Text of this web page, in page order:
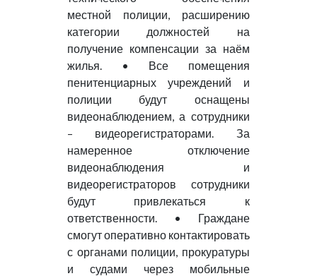
местной полиции, расширению
категории должностей на
получение компенсации за наём
жилья. • Все помещения
пенитенциарных учреждений и
полиции будут оснащены
видеонаблюдением, а сотрудники
– видеорегистраторами. За
намеренное отключение
видеонаблюдения и
видеорегистраторов сотрудники
будут привлекаться к
ответственности. • Граждане
смогут оперативно контактировать
с органами полиции, прокуратуры
и судами через мобильные